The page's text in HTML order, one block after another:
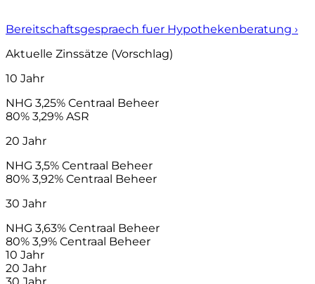
Bereitschaftsgespraech fuer Hypothekenberatung ›
Aktuelle Zinssätze (Vorschlag)
10 Jahr
NHG 3,25% Centraal Beheer
80% 3,29% ASR
20 Jahr
NHG 3,5% Centraal Beheer
80% 3,92% Centraal Beheer
30 Jahr
NHG 3,63% Centraal Beheer
80% 3,9% Centraal Beheer
10 Jahr
20 Jahr
30 Jahr